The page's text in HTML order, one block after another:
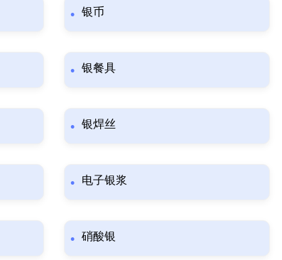
银币
银餐具
银焊丝
电子银浆
硝酸银